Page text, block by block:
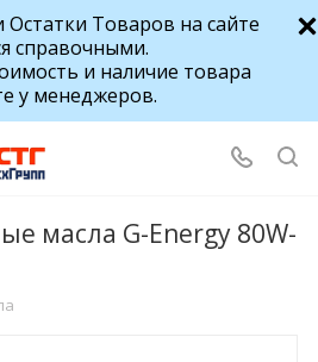
Товаров на сайте
справочными.
и наличие товара
у менеджеров.
масла G-Energy 80W-